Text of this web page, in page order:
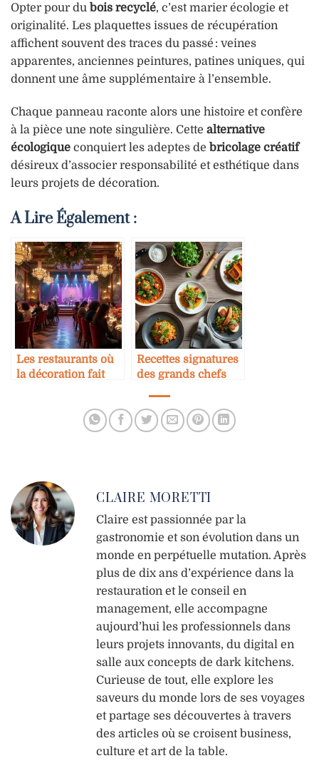
Opter pour du bois recyclé, c’est marier écologie et
originalité. Les plaquettes issues de récupération
affichent souvent des traces du passé : veines
apparentes, anciennes peintures, patines uniques, qui
donnent une âme supplémentaire à l’ensemble.
Chaque panneau raconte alors une histoire et confère
à la pièce une note singulière. Cette alternative
écologique conquiert les adeptes de bricolage créatif
désireux d’associer responsabilité et esthétique dans
leurs projets de décoration.
A Lire Également :
Les restaurants où
la décoration fait
Recettes signatures
des grands chefs
CLAIRE MORETTI
Claire est passionnée par la
gastronomie et son évolution dans un
monde en perpétuelle mutation. Après
plus de dix ans d’expérience dans la
restauration et le conseil en
management, elle accompagne
aujourd’hui les professionnels dans
leurs projets innovants, du digital en
salle aux concepts de dark kitchens.
Curieuse de tout, elle explore les
saveurs du monde lors de ses voyages
et partage ses découvertes à travers
des articles où se croisent business,
culture et art de la table.